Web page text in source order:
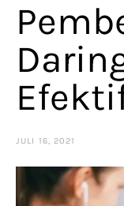
JULI 16, 2021